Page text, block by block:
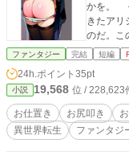
かを。
きたアリ
のだ。こ
しい性格
できれば
ファンタジー 完結 短編
24h.ポイント 35pt
小説 19,568 位 / 228,623
お仕置き お尻叩き
異世界転生
ファンタジ